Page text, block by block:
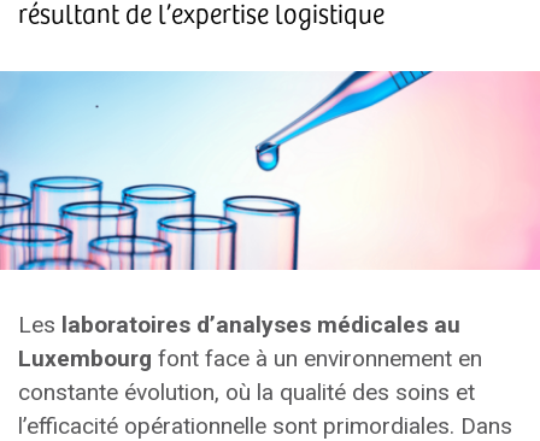
résultant de l’expertise logistique
Les laboratoires d’analyses médicales au
Luxembourg font face à un environnement en
constante évolution, où la qualité des soins et
l’efficacité opérationnelle sont primordiales. Dans